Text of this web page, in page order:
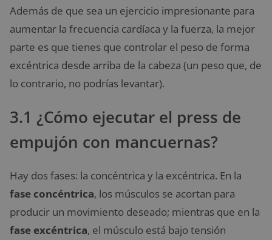
Además de que sea un ejercicio impresionante para
aumentar la frecuencia cardíaca y la fuerza, la mejor
parte es que tienes que controlar el peso de forma
excéntrica desde arriba de la cabeza (un peso que, de
lo contrario, no podrías levantar).
3.1 ¿Cómo ejecutar el press de
empujón con mancuernas?
Hay dos fases: la concéntrica y la excéntrica. En la
fase concéntrica, los músculos se acortan para
producir un movimiento deseado; mientras que en la
fase excéntrica, el músculo está bajo tensión